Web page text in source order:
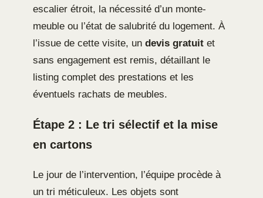
escalier étroit, la nécessité d’un monte-
meuble ou l’état de salubrité du logement. À
l’issue de cette visite, un devis gratuit et
sans engagement est remis, détaillant le
listing complet des prestations et les
éventuels rachats de meubles.
Étape 2 : Le tri sélectif et la mise
en cartons
Le jour de l’intervention, l’équipe procède à
un tri méticuleux. Les objets sont